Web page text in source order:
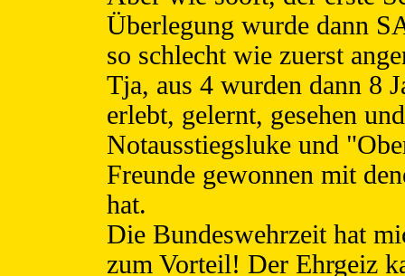
Überlegung wurde dann
so schlecht wie zuerst
Tja, aus 4 wurden dann 8
erlebt, gelernt, gesehen
Notausstiegsluke und
Freunde gewonnen mit
hat.
Die Bundeswehrzeit hat
zum Vorteil! Der Ehrgeiz